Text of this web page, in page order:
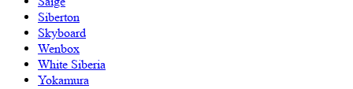
Siberton
Skyboard
Wenbox
White Siberia
Yokamura